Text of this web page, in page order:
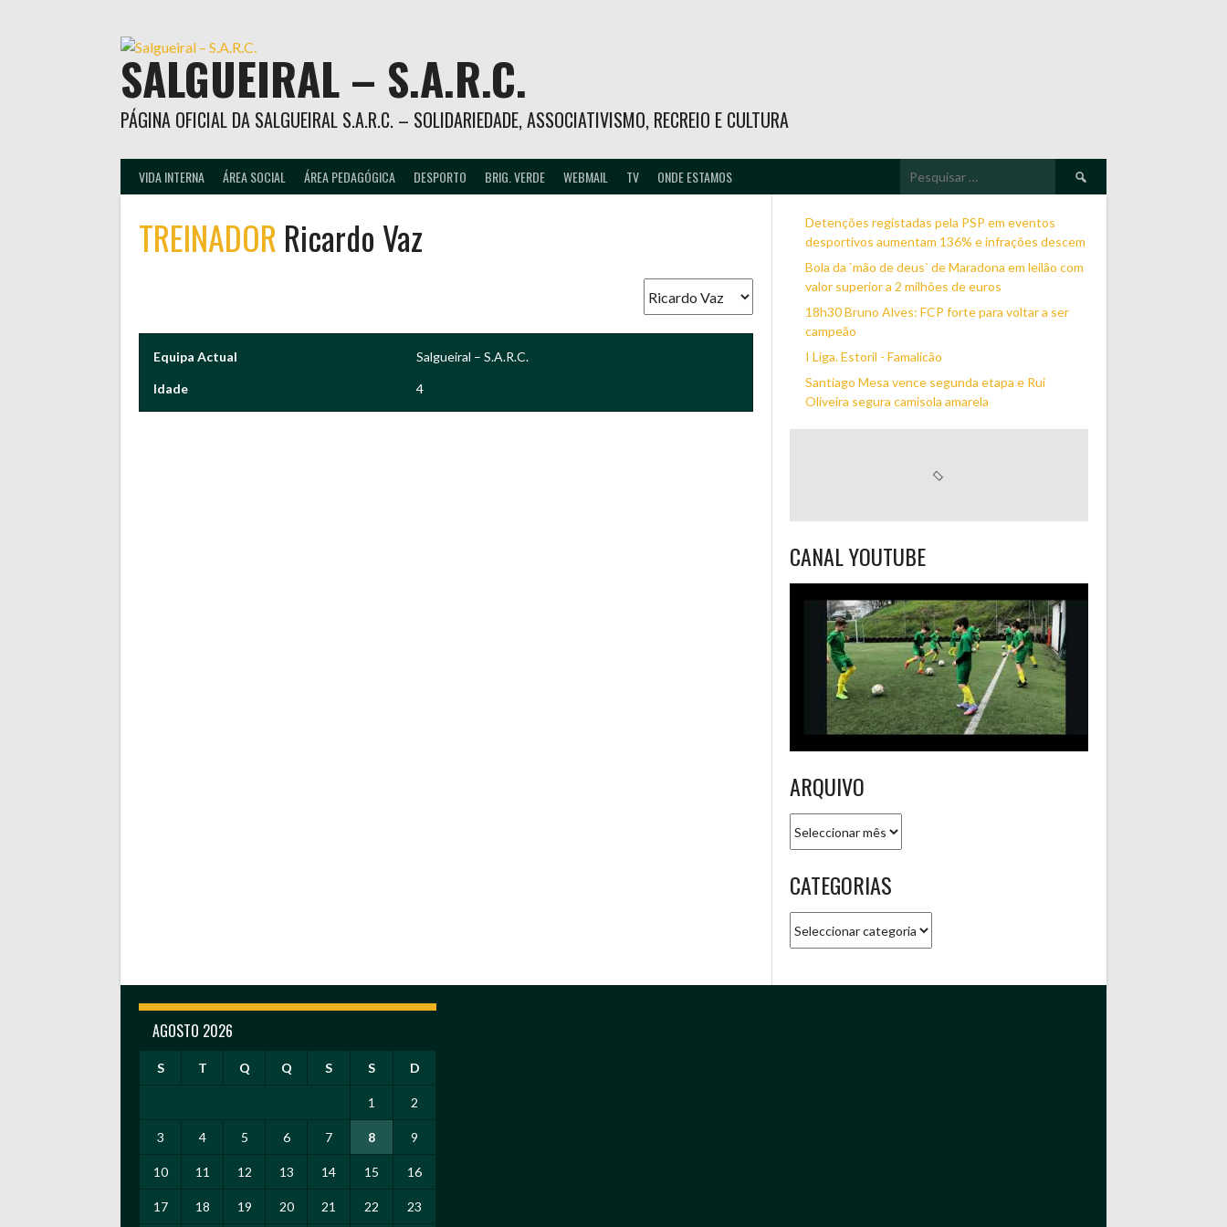
SALGUEIRAL – S.A.R.C.
PÁGINA OFICIAL DA SALGUEIRAL S.A.R.C. – SOLIDARIEDADE, ASSOCIATIVISMO, RECREIO E CULTURA
VIDA INTERNA ÁREA SOCIAL ÁREA PEDAGÓGICA DESPORTO BRIG. VERDE WEBMAIL TV ONDE ESTAMOS
Pesquisar
por:
TREINADOR Ricardo Vaz
Equipa Actual Salgueiral – S.A.R.C.
Idade 4
Detenções registadas pela PSP em eventos
desportivos aumentam 136% e infrações descem
Bola da `mão de deus` de Maradona em leilão com
valor superior a 2 milhões de euros
18h30 Bruno Alves: FCP forte para voltar a ser
campeão
I Liga. Estoril - Famalicão
Santiago Mesa vence segunda etapa e Rui
Oliveira segura camisola amarela
CANAL YOUTUBE
ARQUIVO
CATEGORIAS
AGOSTO 2026
S T Q Q S S D
1 2
3 4 5 6 7 8 9
10 11 12 13 14 15 16
17 18 19 20 21 22 23